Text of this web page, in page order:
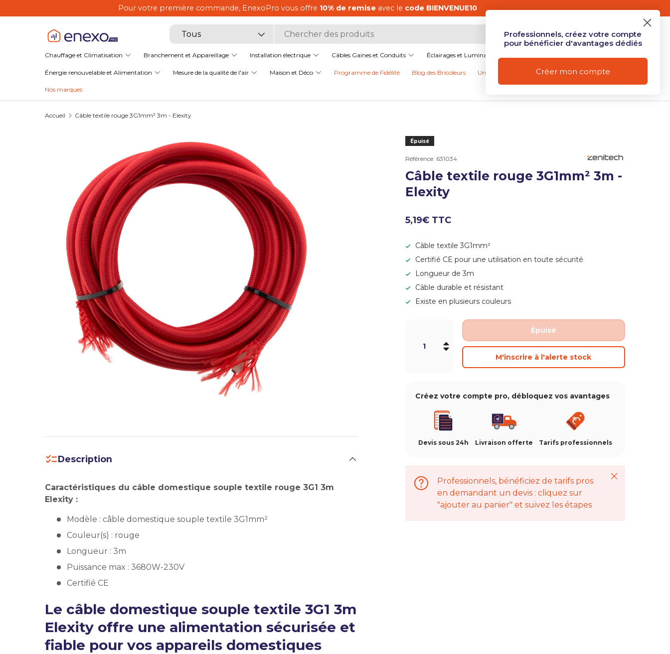
Aller au contenu
Pour votre première commande, EnexoPro vous offre10% de remiseavec lecode BIENVENUE10
Recherche
Type de produit
Tous Mon compte
Se connecterPanier
Chauffage et Climatisation Branchement et Appareillage Installation électrique Câbles Gaines et Conduits Éclairages et Luminaires
Énergie renouvelable et Alimentation Mesure de la qualité de l'air Maison et Déco Programme de Fidélité Blog des Bricoleurs Univers Camping Nos promotions
Nos marques
Accueil Câble textile rouge 3G1mm² 3m - Elexity
Épuisé
Référence: 631034
Câble textile rouge 3G1mm² 3m -
Elexity
5,19€ TTC
Câble textile 3G1mm²
Certifié CE pour une utilisation en toute sécurité
Longueur de 3m
Câble durable et résistant
Existe en plusieurs couleurs
-+
Épuisé
M'inscrire à l'alerte stock
Créez votre compte pro, débloquez vos avantages
Devis sous 24h Livraison offerte Tarifs professionnels
Professionnels, bénéficiez de tarifs pros
en demandant un devis : cliquez sur
"ajouter au panier" et suivez les étapes
Fermer
Description
Caractéristiques du câble domestique souple textile rouge 3G1 3m
Elexity :
Modèle : câble domestique souple textile 3G1mm²
Couleur(s) : rouge
Longueur : 3m
Puissance max : 3680W-230V
Certifié CE
Le câble domestique souple textile 3G1 3m
Elexity offre une alimentation sécurisée et
fiable pour vos appareils domestiques
Professionnels, créez votre compte
pour bénéficier d'avantages dédiés
Créer mon compte